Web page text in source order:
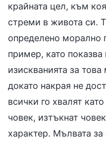
крайната цел, към
стреми в живота си.
определено морално
пример, като показва
изискванията за
докато накрая не
всички го хвалят
човек, изтъкнат
характер. Мълвата